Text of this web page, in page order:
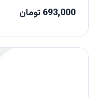
693,000 تومان